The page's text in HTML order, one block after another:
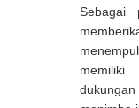
Sebagai